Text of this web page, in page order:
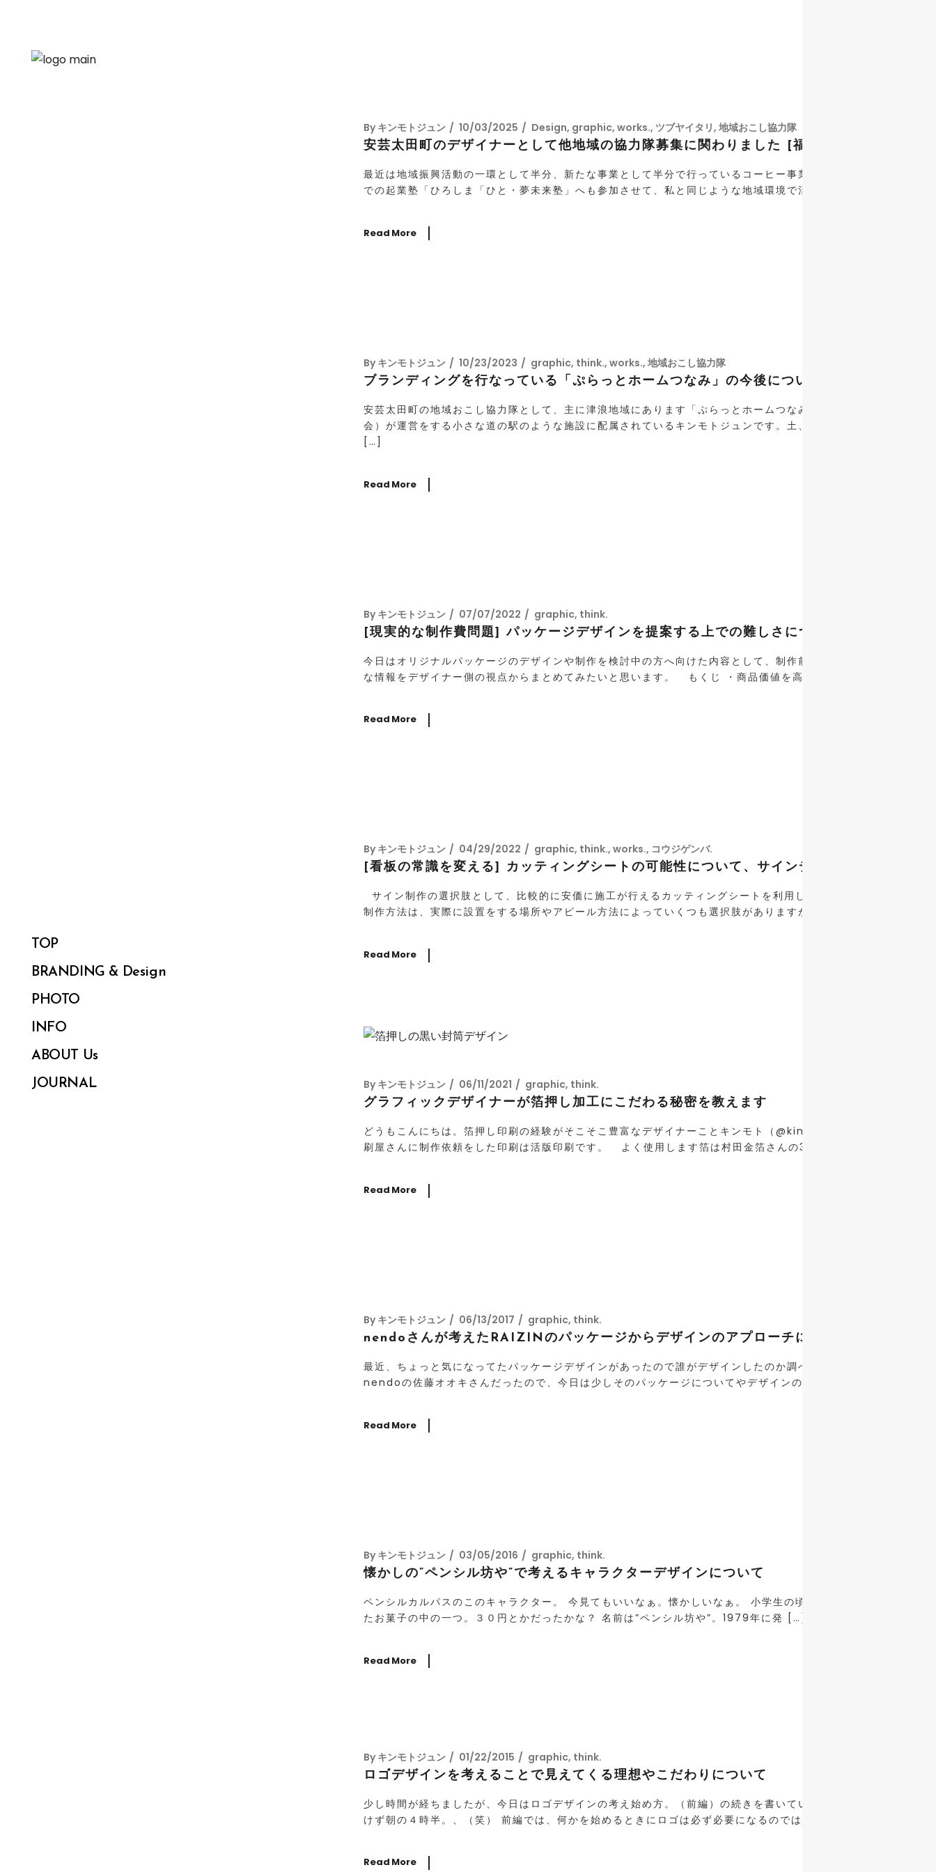
TOP
BRANDING & Design
PHOTO
INFO
ABOUT Us
JOURNAL
By キンモトジュン 10/03/2025 Design, graphic, works., ツブヤイタリ, 地域おこし協力隊
安芸太田町のデザイナーとして他地域の協力隊募集に関わりました [福山市地域おこし協
最近は地域振興活動の一環として半分、新たな事業として半分で行っているコーヒー事業では、広島県が主催する
での起業塾「ひろしま「ひと・夢未来塾」へも参加させて、私と同じような地域環境で活動する仲間たちと、意
Read More
By キンモトジュン 10/23/2023 graphic, think., works., 地域おこし協力隊
ブランディングを行なっている「ぷらっとホームつなみ」の今後について
安芸太田町の地域おこし協力隊として、主に津浪地域にあります「ぷらっとホームつなみ」という地域の振興会（
会）が運営をする小さな道の駅のような施設に配属されているキンモトジュンです。土、日曜、祝日はお外の屋台
[…]
Read More
By キンモトジュン 07/07/2022 graphic, think.
[現実的な制作費問題] パッケージデザインを提案する上での難しさについて
今日はオリジナルパッケージのデザインや制作を検討中の方へ向けた内容として、制作前の段階であれば少しは役
な情報をデザイナー側の視点からまとめてみたいと思います。 もくじ ・商品価値を高めるオリジナル […]
Read More
By キンモトジュン 04/29/2022 graphic, think., works., コウジゲンバ.
[看板の常識を変える] カッティングシートの可能性について、サインデザインの考え方ま
サイン制作の選択肢として、比較的に安価に施工が行えるカッティングシートを利用した方法があります。 サ
制作方法は、実際に設置をする場所やアピール方法によっていくつも選択肢がありますが、よりグラフィ […]
Read More
By キンモトジュン 06/11/2021 graphic, think.
グラフィックデザイナーが箔押し加工にこだわる秘密を教えます
どうもこんにちは。箔押し印刷の経験がそこそこ豊富なデザイナーことキンモト（@kinmotojun）です。 人生
刷屋さんに制作依頼をした印刷は活版印刷です。 よく使用します箔は村田金箔さんの37号金 […]
Read More
By キンモトジュン 06/13/2017 graphic, think.
nendoさんが考えたRAIZINのパッケージからデザインのアプローチについて考えてみた
最近、ちょっと気になってたパッケージデザインがあったので誰がデザインしたのか調べてみたら、私の大好きな
nendoの佐藤オオキさんだったので、今日は少しそのパッケージについてやデザインのアプローチみたいな事を
Read More
By キンモトジュン 03/05/2016 graphic, think.
懐かしの”ペンシル坊や”で考えるキャラクターデザインについて
ペンシルカルパスのこのキャラクター。 今見てもいいなぁ。懐かしいなぁ。 小学生の頃、近所の駄菓子屋さんで
たお菓子の中の一つ。３０円とかだったかな？ 名前は”ペンシル坊や”。1979年に発 […]
Read More
By キンモトジュン 01/22/2015 graphic, think.
ロゴデザインを考えることで見えてくる理想やこだわりについて
少し時間が経ちましたが、今日はロゴデザインの考え始め方。（前編）の続きを書いていきたいと思いましたが、
けず朝の４時半。、（笑） 前編では、何かを始めるときにロゴは必ず必要になるのではないか？ 無いよりあっ
Read More